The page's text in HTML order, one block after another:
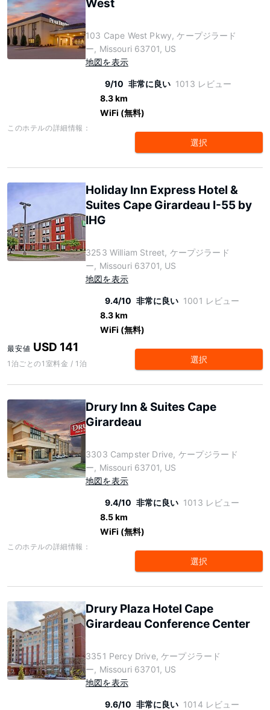
West
103 Cape West Pkwy, ケープジラード
ー, Missouri 63701, US
地図を表示
9/10 非常に良い 1013 レビュー
8.3 km
WiFi (無料)
このホテルの詳細情報：
選択
Holiday Inn Express Hotel &
Suites Cape Girardeau I-55 by
IHG
3253 William Street, ケープジラード
ー, Missouri 63701, US
地図を表示
9.4/10 非常に良い 1001 レビュー
8.3 km
WiFi (無料)
最安値 USD 141
1泊ごとの1室料金 / 1泊 選択
Drury Inn & Suites Cape
Girardeau
3303 Campster Drive, ケープジラード
ー, Missouri 63701, US
地図を表示
9.4/10 非常に良い 1013 レビュー
8.5 km
WiFi (無料)
このホテルの詳細情報：
選択
Drury Plaza Hotel Cape
Girardeau Conference Center
3351 Percy Drive, ケープジラード
ー, Missouri 63701, US
地図を表示
9.6/10 非常に良い 1014 レビュー